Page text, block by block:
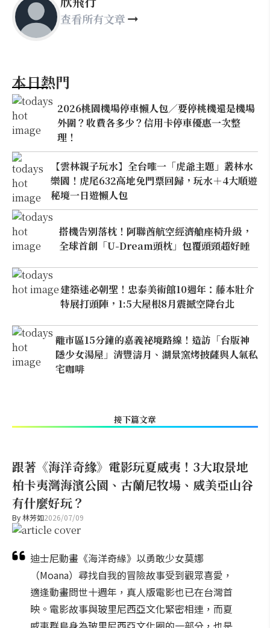
查看所有文章
本日熱門
2026桃園機場停車懶人包／要停桃機還是機場
外圍？收費各多少？信用卡停車優惠一次整
理！
【雲林親子玩水】全台唯一「虎爺主題」叢林水
樂園！虎尾632高地免門票回歸，玩水＋4大順遊
秘境一日遊懶人包
搭機告別落枕！阿聯酋航空經濟艙座椅升級，
全球首創「U-Dream頭枕」包覆頭頸超好睡
建築迷必朝聖！忠泰美術館10週年：藤本壯介
特展打頭陣，1:5大屋根8月震撼空降台北
離市區15分鐘的嘉義祕境路線！造訪「台版神
隱少女湯屋」清豐濤月、湖景窯烤披薩與人氣私
宅咖啡
接下篇文章
跟著《海洋奇緣》電影玩夏威夷！3大取景地
柏卡夷灣海濱公園、古蘭尼牧場、威美亞山谷
有什麼好玩？
By林芳如2026/07/09
迪士尼動畫《海洋奇緣》以勇敢少女莫娜
（Moana）尋找自我的冒險故事受到觀眾喜愛，
適逢動畫問世十週年，真人版電影也已在台灣首
映。電影故事與玻里尼西亞文化緊密相連，而夏